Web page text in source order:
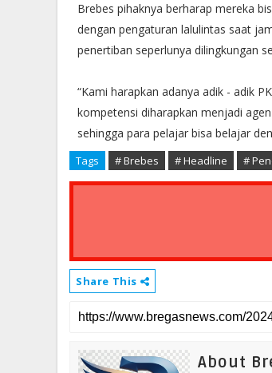
Brebes pihaknya berharap mereka
dengan pengaturan lalulintas saat
penertiban seperlunya dilingkungan
“Kami harapkan adanya adik - adik
kompetensi diharapkan menjadi
sehingga para pelajar bisa belajar
Tags # Brebes # Headline #
Share This
About